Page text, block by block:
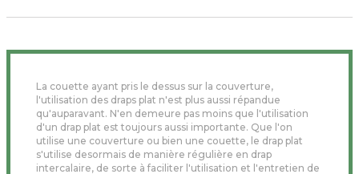
La couette ayant pris le dessus sur la couverture,
l'utilisation des draps plat n'est plus aussi répandue
qu'auparavant. N'en demeure pas moins que l'utilisation
d'un drap plat est toujours aussi importante. Que l'on
utilise une couverture ou bien une couette, le drap plat
s'utilise desormais de manière régulière en drap
intercalaire, de sorte à faciliter l'utilisation et l'entretien de